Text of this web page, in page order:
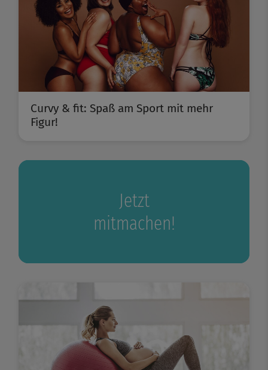
Curvy & fit: Spaß am Sport mit mehr
Figur!
Jetzt
mitmachen!